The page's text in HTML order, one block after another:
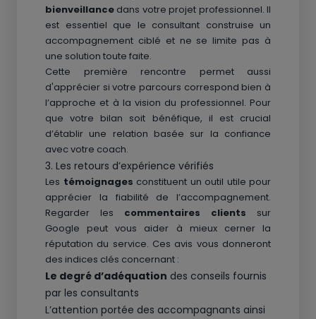
bienveillance dans votre projet professionnel. Il
est essentiel que le consultant construise un
accompagnement ciblé et ne se limite pas à
une solution toute faite.
Cette première rencontre permet aussi
d'apprécier si votre parcours correspond bien à
l’approche et à la vision du professionnel. Pour
que votre bilan soit bénéfique, il est crucial
d’établir une relation basée sur la confiance
avec votre coach.
3. Les retours d’expérience vérifiés
Les témoignages constituent un outil utile pour
apprécier la fiabilité de l’accompagnement.
Regarder les commentaires clients sur
Google peut vous aider à mieux cerner la
réputation du service. Ces avis vous donneront
des indices clés concernant :
Le degré d’adéquation des conseils fournis
par les consultants
L’attention portée des accompagnants ainsi